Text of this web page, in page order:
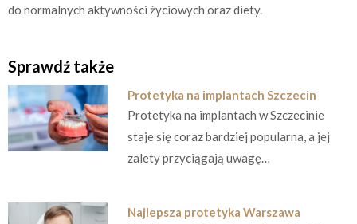
do normalnych aktywności życiowych oraz diety.
Sprawdź także
Protetyka na implantach Szczecin
Protetyka na implantach w Szczecinie
staje się coraz bardziej popularna, a jej
zalety przyciągają uwagę…
Najlepsza protetyka Warszawa